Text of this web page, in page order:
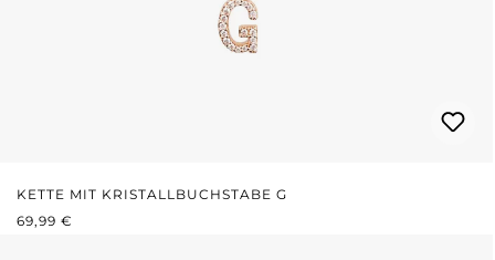
KETTE MIT KRISTALLBUCHSTABE G
REGULÄRER PREIS:
69,99 €